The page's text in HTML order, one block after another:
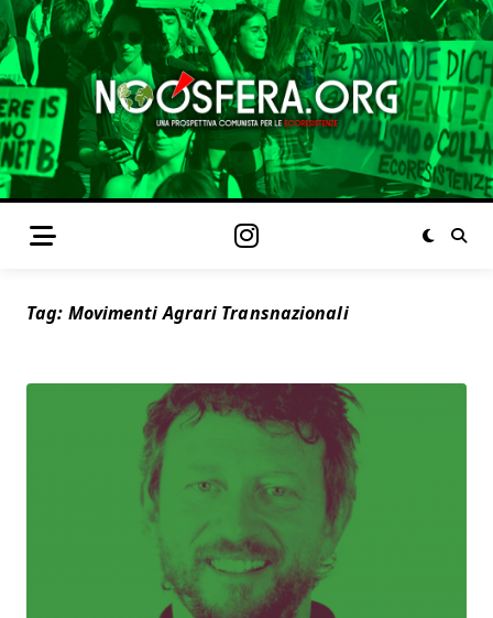
Tag: Movimenti Agrari Transnazionali